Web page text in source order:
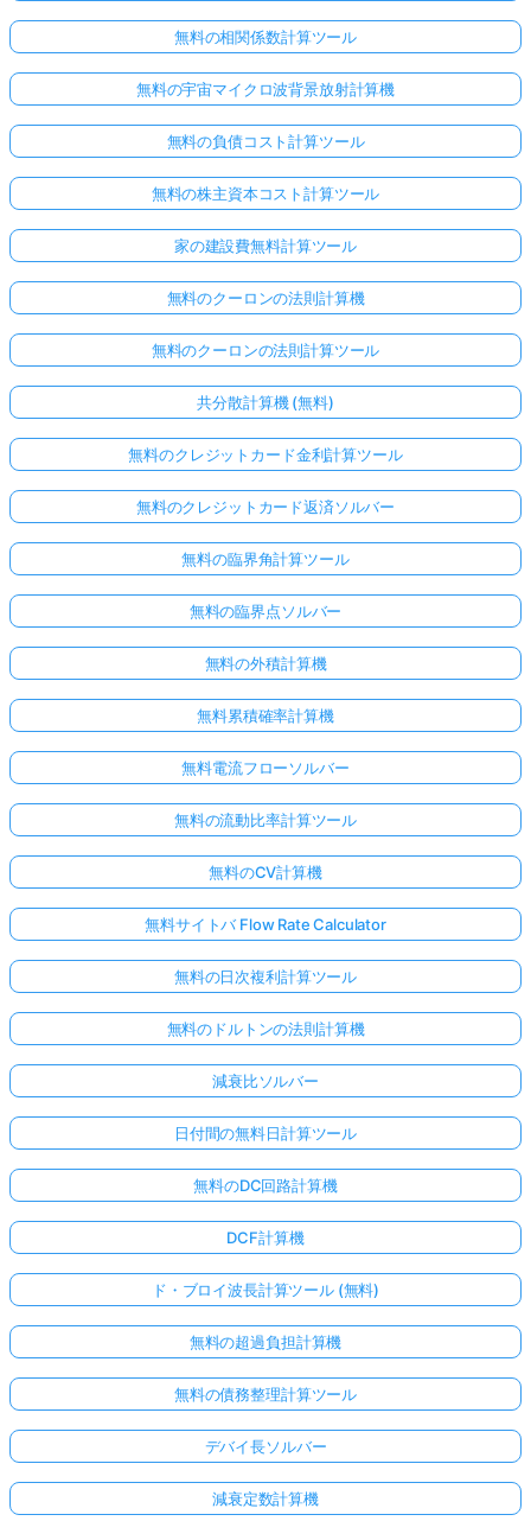
無料の相関係数計算ツール
無料の宇宙マイクロ波背景放射計算機
無料の負債コスト計算ツール
無料の株主資本コスト計算ツール
家の建設費無料計算ツール
無料のクーロンの法則計算機
無料のクーロンの法則計算ツール
共分散計算機 (無料)
無料のクレジットカード金利計算ツール
無料のクレジットカード返済ソルバー
無料の臨界角計算ツール
無料の臨界点ソルバー
無料の外積計算機
無料累積確率計算機
無料電流フローソルバー
無料の流動比率計算ツール
無料のCV計算機
無料サイトバ Flow Rate Calculator
無料の日次複利計算ツール
無料のドルトンの法則計算機
減衰比ソルバー
日付間の無料日計算ツール
無料のDC回路計算機
DCF計算機
ド・ブロイ波長計算ツール (無料)
無料の超過負担計算機
無料の債務整理計算ツール
デバイ長ソルバー
減衰定数計算機